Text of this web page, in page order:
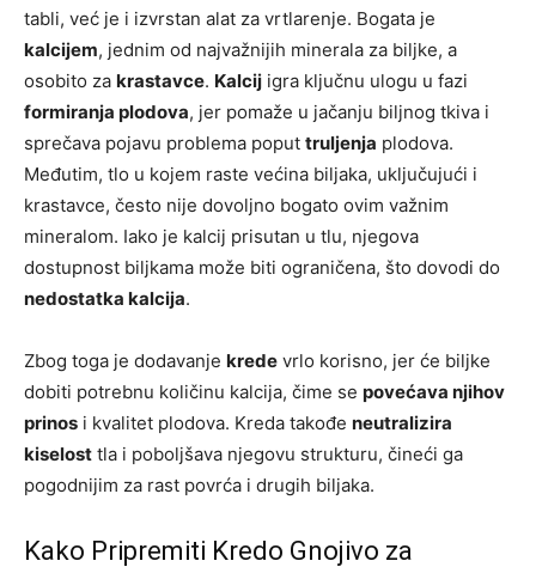
tabli, već je i izvrstan alat za vrtlarenje. Bogata je
kalcijem, jednim od najvažnijih minerala za biljke, a
osobito za krastavce. Kalcij igra ključnu ulogu u fazi
formiranja plodova, jer pomaže u jačanju biljnog tkiva i
sprečava pojavu problema poput truljenja plodova.
Međutim, tlo u kojem raste većina biljaka, uključujući i
krastavce, često nije dovoljno bogato ovim važnim
mineralom. Iako je kalcij prisutan u tlu, njegova
dostupnost biljkama može biti ograničena, što dovodi do
nedostatka kalcija.
Zbog toga je dodavanje krede vrlo korisno, jer će biljke
dobiti potrebnu količinu kalcija, čime se povećava njihov
prinos i kvalitet plodova. Kreda takođe neutralizira
kiselost tla i poboljšava njegovu strukturu, čineći ga
pogodnijim za rast povrća i drugih biljaka.
Kako Pripremiti Kredo Gnojivo za